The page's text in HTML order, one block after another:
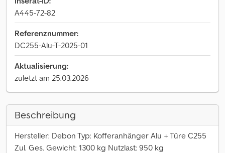
A445-72-82
Referenznummer:
DC255-Alu-T-2025-01
Aktualisierung:
zuletzt am 25.03.2026
Beschreibung
Hersteller: Debon Typ: Kofferanhänger Alu + Türe C255
Zul. Ges. Gewicht: 1300 kg Nutzlast: 950 kg